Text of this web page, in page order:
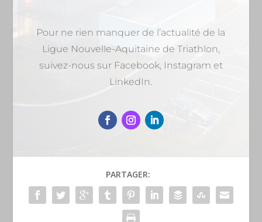
Pour ne rien manquer de l’actualité de la
Ligue Nouvelle-Aquitaine de Triathlon,
suivez-nous sur Facebook, Instagram et
LinkedIn.
PARTAGER: